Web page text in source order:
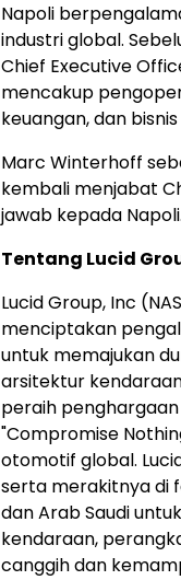
Napoli
industri global.
Chief Executive
mencakup
keuangan, dan
Marc Winterhoff
kembali menjabat
jawab kepada Napoli.
Tentang Lucid
Lucid Group, Inc
menciptakan
untuk memajukan
arsitektur
peraih
"Compromise
otomotif global.
serta merakitnya di
dan Arab Saudi
kendaraan,
canggih dan